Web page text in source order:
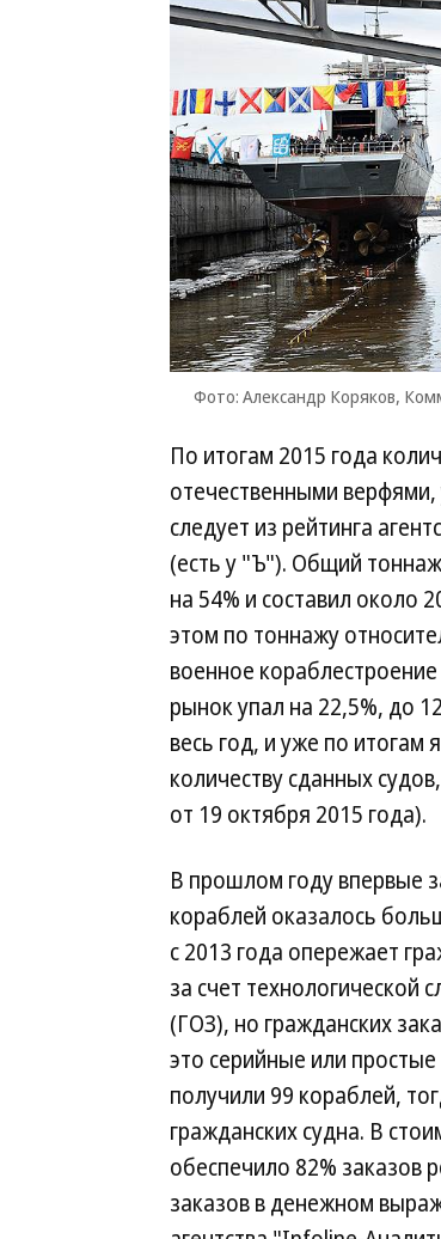
Фото: Александр Коряков,
По итогам 2015 года
отечественными
следует из рейтинга
(есть у "Ъ"). Общий тоннаж
на 54% и составил около
этом по тоннажу
военное
рынок упал на 22,5%, до
весь год, и уже по итогам
количеству сданных
от 19 октября 2015 года).
В прошлом году впервые
кораблей оказалось
с 2013 года опережает
за счет технологической
(ГОЗ), но гражданских
это серийные или
получили 99 кораблей,
гражданских судна. В
обеспечило 82% заказов
заказов в денежном